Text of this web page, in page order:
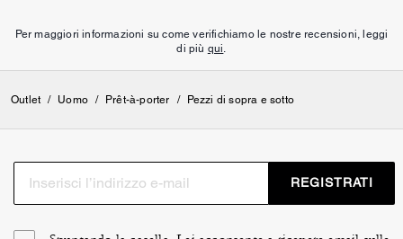
Per maggiori informazioni su come verifichiamo le nostre recensioni, leggi
di più qui
Outlet / Uomo / Prêt-à-porter / Pezzi di sopra e sotto
REGISTRATI